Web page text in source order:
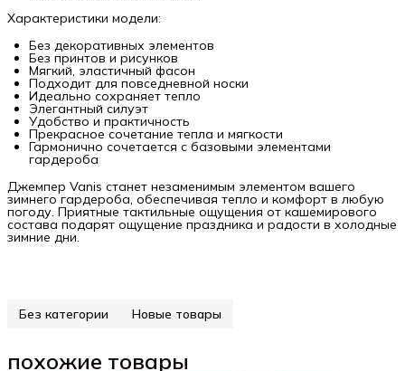
Характеристики модели:
Без декоративных элементов
Без принтов и рисунков
Мягкий, эластичный фасон
Подходит для повседневной носки
Идеально сохраняет тепло
Элегантный силуэт
Удобство и практичность
Прекрасное сочетание тепла и мягкости
Гармонично сочетается с базовыми элементами
гардероба
Джемпер Vanis станет незаменимым элементом вашего
зимнего гардероба, обеспечивая тепло и комфорт в любую
погоду. Приятные тактильные ощущения от кашемирового
состава подарят ощущение праздника и радости в холодные
зимние дни.
Без категории Новые товары
похожие товары